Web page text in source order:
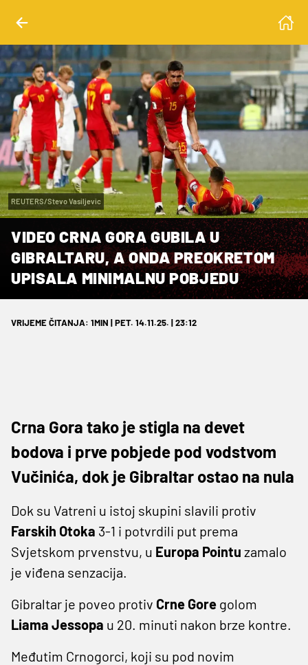
REUTERS/Stevo Vasiljevic
VIDEO CRNA GORA GUBILA U
GIBRALTARU, A ONDA PREOKRETOM
UPISALA MINIMALNU POBJEDU
VRIJEME ČITANJA: 1MIN | PET. 14.11.25. | 23:12
Crna Gora tako je stigla na devet
bodova i prve pobjede pod vodstvom
Vučinića, dok je Gibraltar ostao na nula
Dok su Vatreni u istoj skupini slavili protiv
Farskih Otoka 3-1 i potvrdili put prema
Svjetskom prvenstvu, u Europa Pointu zamalo
je viđena senzacija.
Gibraltar je poveo protiv Crne Gore golom
Liama Jessopa u 20. minuti nakon brze kontre.
Međutim Crnogorci, koji su pod novim